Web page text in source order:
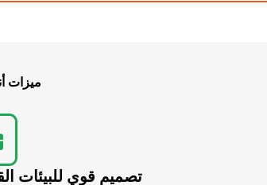
ميزات
تصميم قوي للبيئات